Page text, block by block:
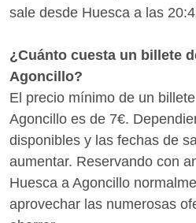
sale desde Huesca a las
¿Cuánto cuesta un billete
Agoncillo?
El precio mínimo de un
Agoncillo es de 7€.
disponibles y las fechas de
aumentar. Reservando con
Huesca a Agoncillo
aprovechar las numerosas